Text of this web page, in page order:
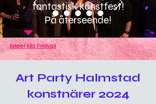
fantastisk konstfest!
På återseende!
bilder Ida Fridvall
Art Party Halmstad
konstnärer 2024